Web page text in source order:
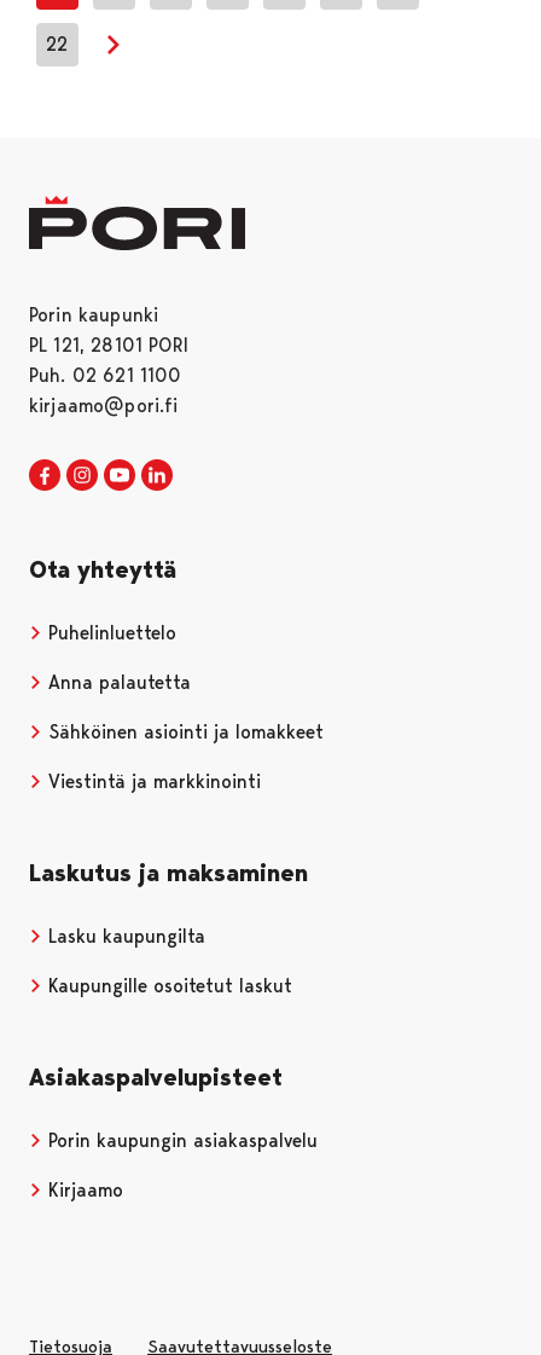
22
Porin kaupunki
PL 121, 28101 PORI
Puh. 02 621 1100
kirjaamo@pori.fi
Porin kaupunki Facebookissa
Avautuu uudessa välilehdessä
Porin kaupunki Instagramissa
Avautuu uudessa välilehdessä
Porin kaupunki Youtubessa
Avautuu uudessa välilehdessä
Ota yhteyttä
Puhelinluettelo
Anna palautetta
Sähköinen asiointi ja lomakkeet
Viestintä ja markkinointi
Laskutus ja maksaminen
Lasku kaupungilta
Kaupungille osoitetut laskut
Asiakaspalvelupisteet
Porin kaupungin asiakaspalvelu
Kirjaamo
Tietosuoja Saavutettavuusseloste